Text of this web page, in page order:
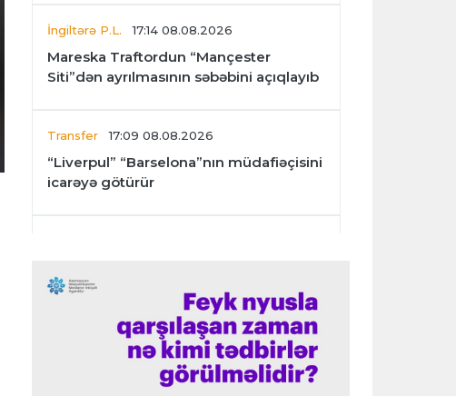
İngiltərə P.L. 17:14 08.08.2026
Mareska Traftordun “Mançester
Siti”dən ayrılmasının səbəbini açıqlayıb
Transfer 17:09 08.08.2026
“Liverpul” “Barselona”nın müdafiəçisini
icarəyə götürür
mənim üçün böyük imtiyazdır”
17:02 08.08.2026
“Fənərbağça” Lukaku üçün “Napoli” ilə